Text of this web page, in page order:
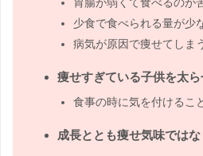
少食で食べられる量が少
病気が原因で痩せてしま
痩せすぎている子供を太
食事の時に気を付けるこ
成長ととも痩せ気味では